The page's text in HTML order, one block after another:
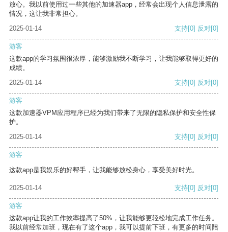
放心。我以前使用过一些其他的加速器app，经常会出现个人信息泄露的
情况，这让我非常担心。
2025-01-14
支持[0] 反对[0]
游客
这款app的学习氛围很浓厚，能够激励我不断学习，让我能够取得更好的
成绩。
2025-01-14
支持[0] 反对[0]
游客
这款加速器VPM应用程序已经为我们带来了无限的隐私保护和安全性保
护。
2025-01-14
支持[0] 反对[0]
游客
这款app是我娱乐的好帮手，让我能够放松身心，享受美好时光。
2025-01-14 支持[0] 反对[0]
游客
这款app让我的工作效率提高了50%，让我能够更轻松地完成工作任务。
我以前经常加班，现在有了这个app，我可以提前下班，有更多的时间陪